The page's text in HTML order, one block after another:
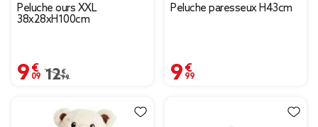
Peluche ours XXL
38x28xH100cm
9,09 €
Prix remisé de 12,99 € à 9,09 €
12,99 €
Peluche paresseux H43cm
9,99 €